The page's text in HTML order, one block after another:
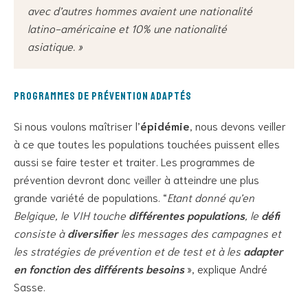
avec d’autres hommes avaient une nationalité
latino-américaine et 10% une nationalité
asiatique. »
Programmes de prévention adaptés
Si nous voulons maîtriser l’épidémie , nous devons veiller
à ce que toutes les populations touchées puissent elles
aussi se faire tester et traiter. Les programmes de
prévention devront donc veiller à atteindre une plus
grande variété de populations. “Etant donné qu’en
Belgique, le VIH touche différentes populations, le défi
consiste àdiversifierles messages des campagnes et
les stratégies de prévention et de test et à les adapter
en fonction des différents besoins», explique André
Sasse.